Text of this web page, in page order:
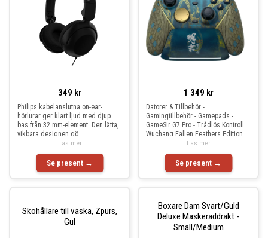
349 kr
Philips kabelanslutna on-ear-
hörlurar ger klart ljud med djup
bas från 32 mm-element. Den lätta,
vikbara designen gö
Se present →
Läs mer
1 349 kr
Datorer & Tillbehör -
Gamingtillbehör - Gamepads -
GameSir G7 Pro - Trådlös Kontroll
Wuchang Fallen Feathers Edition
Se present →
Läs mer
Skohållare till väska, Zpurs,
Gul
Boxare Dam Svart/Guld
Deluxe Maskeraddräkt -
Small/Medium